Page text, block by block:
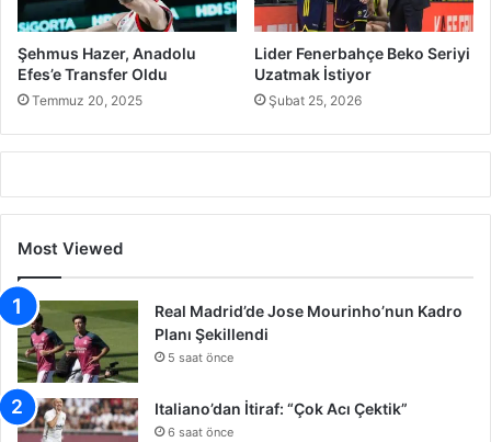
Şehmus Hazer, Anadolu
Efes’e Transfer Oldu
Temmuz 20, 2025
Lider Fenerbahçe Beko Seriyi
Uzatmak İstiyor
Şubat 25, 2026
Most Viewed
Real Madrid’de Jose Mourinho’nun Kadro
Planı Şekillendi
5 saat önce
Italiano’dan İtiraf: “Çok Acı Çektik”
6 saat önce